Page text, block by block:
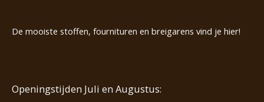
De mooiste stoffen, fournituren en breigarens vind je hier!
Openingstijden Juli en Augustus: